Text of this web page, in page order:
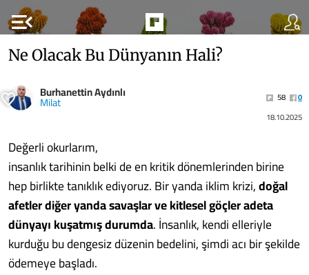
menu_open
Ne Olacak Bu Dünyanın Hali?
Burhanettin Aydınlı
Milat 58
0
18.10.2025
Değerli okurlarım,
insanlık tarihinin belki de en kritik dönemlerinden birine
hep birlikte tanıklık ediyoruz. Bir yanda iklim krizi,doğal
afetler diğer yanda savaşlar ve kitlesel göçler adeta
dünyayı kuşatmış durumda. İnsanlık, kendi elleriyle
kurduğu bu dengesiz düzenin bedelini, şimdi acı bir şekilde
ödemeye başladı.